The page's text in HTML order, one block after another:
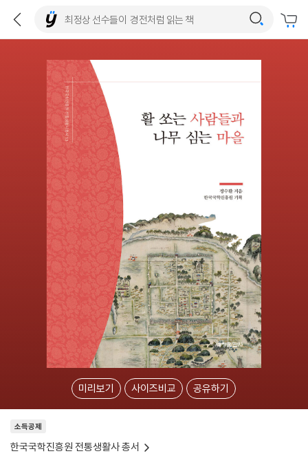
미리보기 사이즈비교 공유하기
소득공제
한국국학진흥원 전통생활사 총서